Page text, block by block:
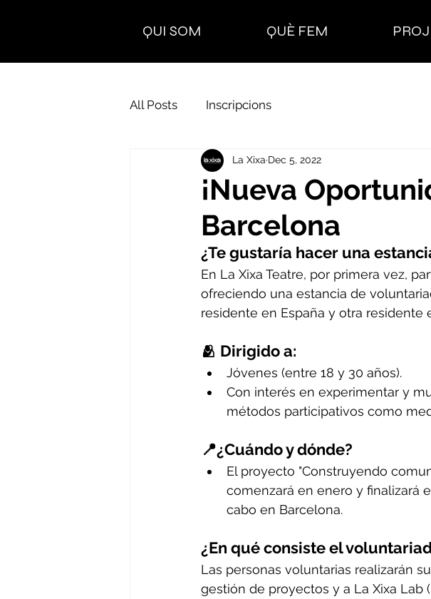
QUI SOM QUÈ FEM
All Posts Inscripcions
¡Nueva
Barcelona
La Xixa Dec 5, 2022
¿Te gustaría hacer una
En La Xixa Teatre, por primera vez,
ofreciendo una estancia de
residente en España y otra residente
🫂 Dirigido a:
Jóvenes (entre 18 y 30 años).
Con interés en experimentar y
métodos participativos como
📍¿Cuándo y dónde?
El proyecto "Construyendo
comenzará en enero y finalizará
cabo en Barcelona.
¿En qué consiste el
​Las personas voluntarias realizarán
gestión de proyectos y a La Xixa Lab